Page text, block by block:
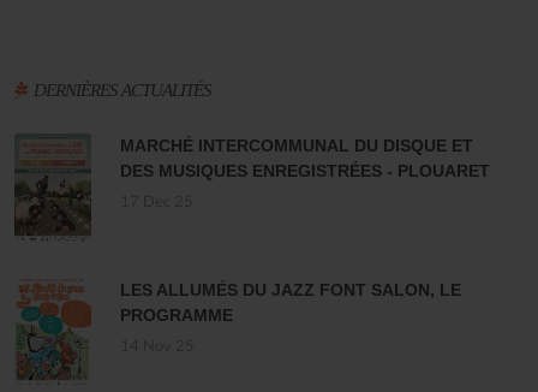
DERNIÈRES ACTUALITÉS
MARCHÉ INTERCOMMUNAL DU DISQUE ET
DES MUSIQUES ENREGISTRÉES - PLOUARET
LES ALLUMÉS DU JAZZ FONT SALON, LE
PROGRAMME